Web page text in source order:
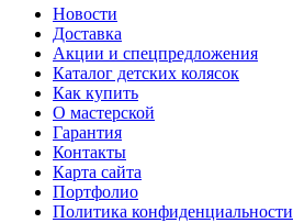
Новости
Доставка
Акции и спецпредложения
Каталог детских колясок
Как купить
О мастерской
Гарантия
Контакты
Карта сайта
Портфолио
Политика конфиденциальности